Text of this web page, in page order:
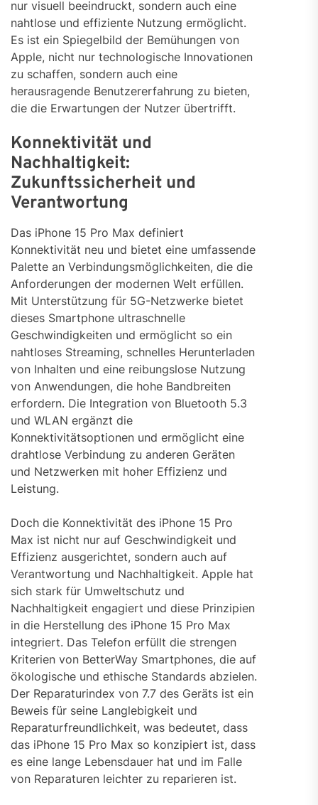
nur visuell beeindruckt, sondern auch eine
nahtlose und effiziente Nutzung ermöglicht.
Es ist ein Spiegelbild der Bemühungen von
Apple, nicht nur technologische Innovationen
zu schaffen, sondern auch eine
herausragende Benutzererfahrung zu bieten,
die die Erwartungen der Nutzer übertrifft.
Konnektivität und
Nachhaltigkeit:
Zukunftssicherheit und
Verantwortung
Das iPhone 15 Pro Max definiert
Konnektivität neu und bietet eine umfassende
Palette an Verbindungsmöglichkeiten, die die
Anforderungen der modernen Welt erfüllen.
Mit Unterstützung für 5G-Netzwerke bietet
dieses Smartphone ultraschnelle
Geschwindigkeiten und ermöglicht so ein
nahtloses Streaming, schnelles Herunterladen
von Inhalten und eine reibungslose Nutzung
von Anwendungen, die hohe Bandbreiten
erfordern. Die Integration von Bluetooth 5.3
und WLAN ergänzt die
Konnektivitätsoptionen und ermöglicht eine
drahtlose Verbindung zu anderen Geräten
und Netzwerken mit hoher Effizienz und
Leistung.
Doch die Konnektivität des iPhone 15 Pro
Max ist nicht nur auf Geschwindigkeit und
Effizienz ausgerichtet, sondern auch auf
Verantwortung und Nachhaltigkeit. Apple hat
sich stark für Umweltschutz und
Nachhaltigkeit engagiert und diese Prinzipien
in die Herstellung des iPhone 15 Pro Max
integriert. Das Telefon erfüllt die strengen
Kriterien von BetterWay Smartphones, die auf
ökologische und ethische Standards abzielen.
Der Reparaturindex von 7.7 des Geräts ist ein
Beweis für seine Langlebigkeit und
Reparaturfreundlichkeit, was bedeutet, dass
das iPhone 15 Pro Max so konzipiert ist, dass
es eine lange Lebensdauer hat und im Falle
von Reparaturen leichter zu reparieren ist.